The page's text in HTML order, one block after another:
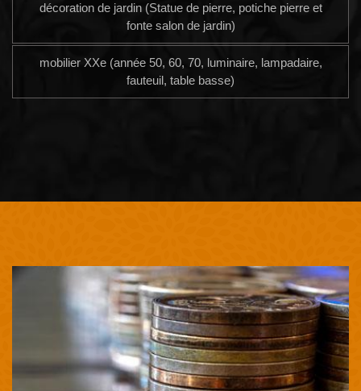
décoration de jardin (Statue de pierre, potiche pierre et
fonte salon de jardin)
mobilier XXe (année 50, 60, 70, luminaire, lampadaire,
fauteuil, table basse)